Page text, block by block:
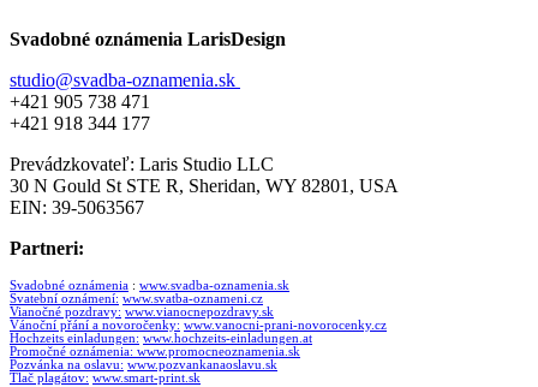
Svadobné oznámenia LarisDesign
studio@svadba-oznamenia.sk
+421 905 738 471
+421 918 344 177
Prevádzkovateľ: Laris Studio LLC
30 N Gould St STE R, Sheridan, WY 82801, USA
EIN: 39-5063567
Partneri:
Svadobné oznámenia : www.svadba-oznamenia.sk
Svatební oznámení: www.svatba-oznameni.cz
Vianočné pozdravy: www.vianocnepozdravy.sk
Vánoční přání a novoročenky: www.vanocni-prani-novorocenky.cz
Hochzeits einladungen: www.hochzeits-einladungen.at
Promočné oznámenia: www.promocneoznamenia.sk
Pozvánka na oslavu: www.pozvankanaoslavu.sk
Tlač plagátov: www.smart-print.sk